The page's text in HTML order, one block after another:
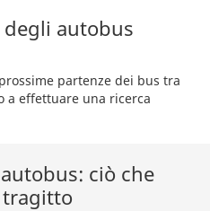
degli autobus
partenze dei bus tra
a effettuare una ricerca
ciò che
tragitto